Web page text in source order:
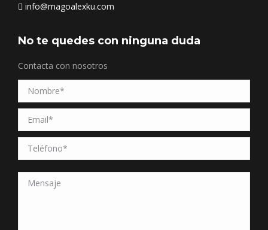
info@magoalexku.com
No te quedes con ninguna duda
Contacta con nosotros